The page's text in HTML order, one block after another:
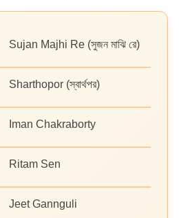
Sujan Majhi Re (সুজন মাঝি রে)
Sharthopor (স্বার্থপর)
Iman Chakraborty
Ritam Sen
Jeet Gannguli